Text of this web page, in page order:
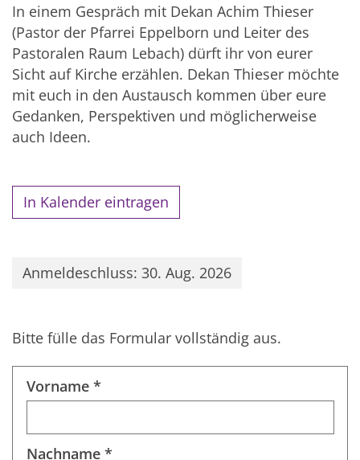
In einem Gespräch mit Dekan Achim Thieser
(Pastor der Pfarrei Eppelborn und Leiter des
Pastoralen Raum Lebach) dürft ihr von eurer
Sicht auf Kirche erzählen. Dekan Thieser möchte
mit euch in den Austausch kommen über eure
Gedanken, Perspektiven und möglicherweise
auch Ideen.
In Kalender eintragen
Anmeldeschluss: 30. Aug. 2026
Bitte fülle das Formular vollständig aus.
Vorname *
Nachname *